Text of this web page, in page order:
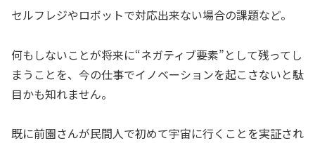
セルフレジやロボットで対応出来ない場合の課題など。
何もしないことが将来に“ネガティブ要素”として残ってし
まうことを、今の仕事でイノベーションを起こさないと駄
目かも知れません。
既に前園さんが民間人で初めて宇宙に行くことを実証され